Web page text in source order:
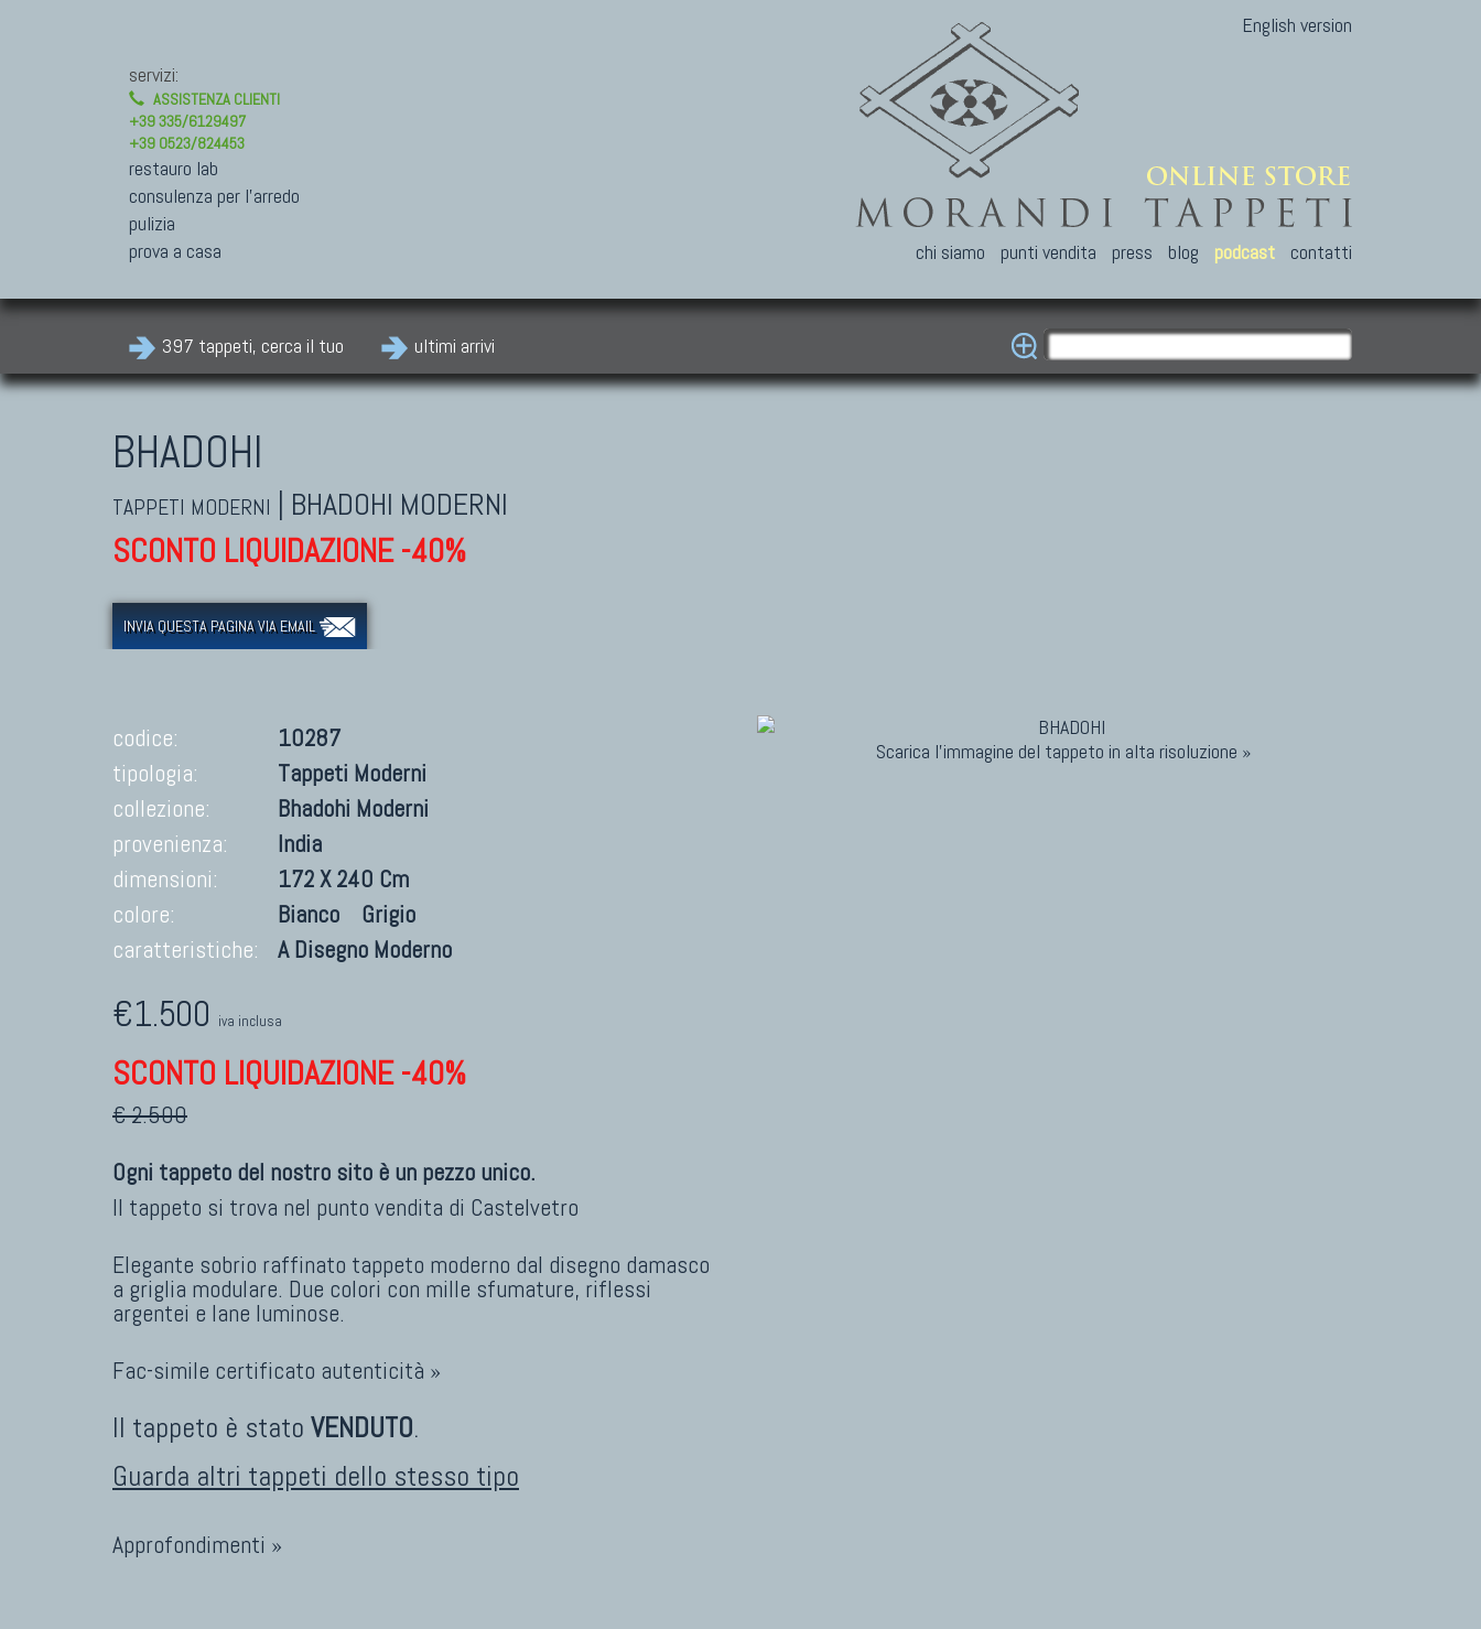
servizi:
ASSISTENZA CLIENTI
+39 335/6129497
+39 0523/824453
restauro lab
consulenza per l'arredo
pulizia
prova a casa
English version
chi siamo punti vendita press blog podcast contatti
397 tappeti, cerca il tuo ultimi arrivi
BHADOHI
TAPPETI MODERNI BHADOHI MODERNI
SCONTO LIQUIDAZIONE -40%
INVIA QUESTA PAGINA VIA EMAIL
Scarica l'immagine del tappeto in alta risoluzione »
codice:
10287
tipologia:
Tappeti Moderni
collezione:
Bhadohi Moderni
provenienza:
India
dimensioni:
172 X 240 Cm
colore:
Bianco
Grigio
caratteristiche:
A Disegno Moderno
€1.500 iva inclusa
SCONTO LIQUIDAZIONE -40%
€ 2.500
Ogni tappeto del nostro sito è un pezzo unico.
Il tappeto si trova nel punto vendita di Castelvetro
Elegante sobrio raffinato tappeto moderno dal disegno damasco
a griglia modulare. Due colori con mille sfumature, riflessi
argentei e lane luminose.
Fac-simile certificato autenticità »
Il tappeto è stato VENDUTO.
Guarda altri tappeti dello stesso tipo
Approfondimenti »